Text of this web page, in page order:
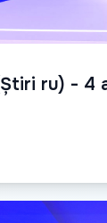
ru) - 4